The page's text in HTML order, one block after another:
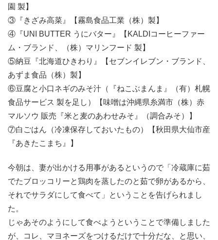
園 製】
③『きざみ高菜』【霧島食品工業（株）製】
④『UNI BUTTER うにバター』【KALDIコーヒーファー
ム・ブランド、（株）マリンフード 製】
⑤納豆『北海道ひきわり』【セブンイレブン・ブランド、
あずま食品（株）製】
⑥豆腐と小口ネギのみそ汁（『ねこぶまんま』（有）札幌
食品サービス 製を足し）【味噌は沖縄県糸満市（株）赤
マルソウ 販売『米と麦のあわせみそ』（調合みそ）】
⑦白ごはん（冷凍保存しておいたもの）【秋田県大仙市産
『あきたこまち』】
今朝は、妻が出かける用事があるというので「冷蔵庫に茹
でたブロッコリーと鶏肉を蒸したのと茹で卵があるから、
それでサラダにして食べて」ということを告げられまし
た。
じゃあそのようにして食べようということで準備しました
が、コレ、マヨネーズをつけるだけで十分だな、と思い、